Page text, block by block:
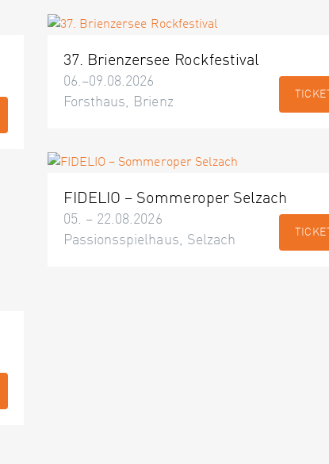
37. Brienzersee Rockfestival
06.–09.08.2026
Forsthaus, Brienz
FIDELIO – Sommeroper Selzach
05. – 22.08.2026
Passionsspielhaus, Selzach